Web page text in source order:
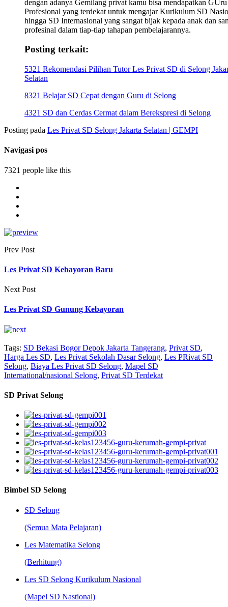
dengan adanya Gemilang privat kamu bisa mendapatkan GUru
Profesional yang terdekat untuk mengajar Kurikulum SD
hingga SD Internasional yang sangat bijak kepada anak dan
profesinal dalam tiap-tiap tahapan pembelajarannya.
Posting terkait:
5321 Rekomendasi Pilihan Tutor Les Privat SD di Selong
Selatan
8321 Belajar SD Cepat dengan Guru di Selong
4321 SD dan Cerdas Cermat dalam Berekspresi di Selong
Posting pada Les Privat SD Selong Jakarta Selatan | GEMPI
Navigasi pos
7321 people like this
Prev Post
Les Privat SD Kebayoran Baru
Next Post
Les Privat SD Gunung Kebayoran
Tags: SD Bekasi Bogor Depok Jakarta Tangerang, Privat SD,
Harga Les SD, Les Privat Sekolah Dasar Selong, Les PRivat SD
Selong, Biaya Les Privat SD Selong, Mapel SD
International/nasional Selong, Privat SD Terdekat
SD Privat Selong
Bimbel SD Selong
SD Selong
(Semua Mata Pelajaran)
Les Matematika Selong
(Berhitung)
Les SD Selong Kurikulum Nasional
(Mapel SD Nastional)